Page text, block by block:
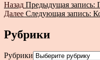
Назад Предыдущая запись:
Далее Следующая запись:
Рубрики
Рубрики